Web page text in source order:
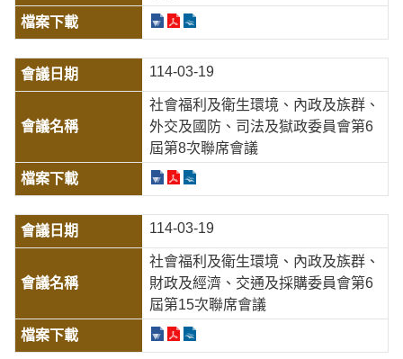
114-03-19
社會福利及衛生環境、內政及族群、
外交及國防、司法及獄政委員會第6
屆第8次聯席會議
114-03-19
社會福利及衛生環境、內政及族群、
財政及經濟、交通及採購委員會第6
屆第15次聯席會議